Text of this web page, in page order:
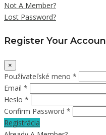
Not A Member?
Lost Password?
Register Your
×
Používateľské meno *
Email *
Heslo *
Confirm Password *
Registrácia